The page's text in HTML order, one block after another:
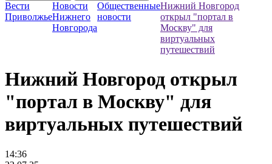
Вести
Приволжье
Новости
Нижнего
Новгорода
Общественные
новости
Нижний Новгород
открыл "портал в
Москву" для
виртуальных
путешествий
Нижний Новгород открыл
"портал в Москву" для
виртуальных путешествий
14:36